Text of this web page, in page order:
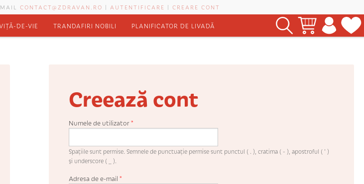
CONTACT@ZDRAVAN.RO | AUTENTIFICARE | CREARE CONT
DE-VIE TRANDAFIRI NOBILI PLANIFICATOR DE LIVADĂ
Creează cont
Numele de utilizator*
Spaţiile sunt permise. Semnele de punctuaţie permise sunt punctul ( . ), cratima ( - ), apostroful ( ' )
şi underscore ( _ ).
Adresa de e-mail*